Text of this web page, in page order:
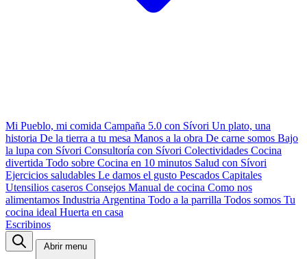
Mi Pueblo, mi comida Campaña 5.0 con Sívori Un plato, una
historia De la tierra a tu mesa Manos a la obra De carne somos Bajo
la lupa con Sívori Consultoría con Sívori Colectividades Cocina
divertida Todo sobre Cocina en 10 minutos Salud con Sívori
Ejercicios saludables Le damos el gusto Pescados Capitales
Utensilios caseros Consejos Manual de cocina Como nos
alimentamos Industria Argentina Todo a la parrilla Todos somos Tu
cocina ideal Huerta en casa
Escribinos
Abrir menu